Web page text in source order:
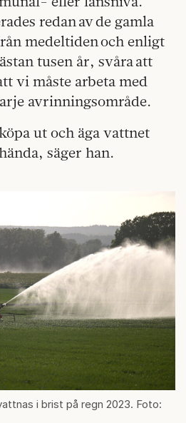
redan av de gamla
medeltiden och enligt
tusen år, svåra att
vi måste arbeta med
avrinningsområde.
ut och äga vattnet
säger han.
i brist på regn 2023. Foto: